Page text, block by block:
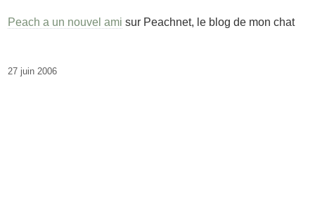
Peach a un nouvel ami sur Peachnet, le blog de mon chat
27 juin 2006